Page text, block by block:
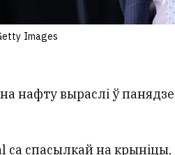
Images
нафту выраслі ў
са спасылкай на